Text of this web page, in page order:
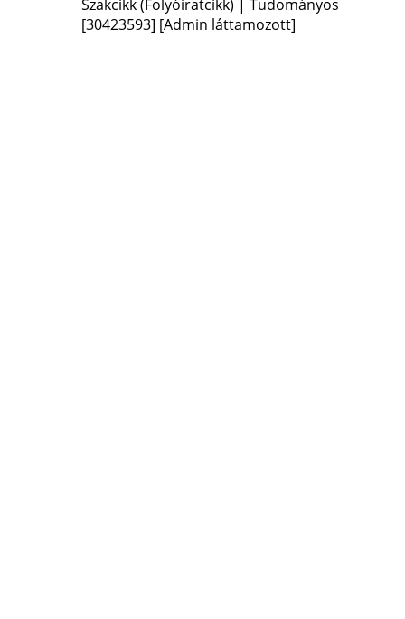
Szakcikk (Folyóiratcikk) | Tudományos
[30423593] [Admin láttamozott]